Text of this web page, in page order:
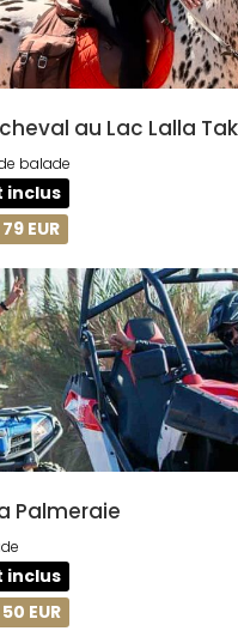
au Lac Lalla
balade
inclus
79 EUR
Palmeraie
inclus
50 EUR